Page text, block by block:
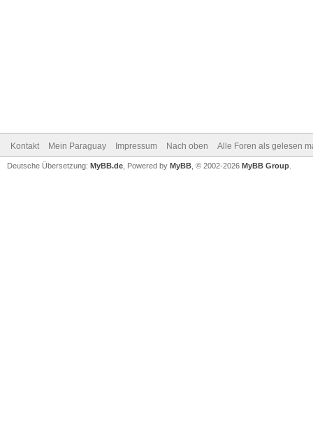
Kontakt Mein Paraguay Impressum Nach oben Alle Foren als gelesen
Deutsche Übersetzung: MyBB.de , Powered by MyBB , © 2002-2026 MyBB Group